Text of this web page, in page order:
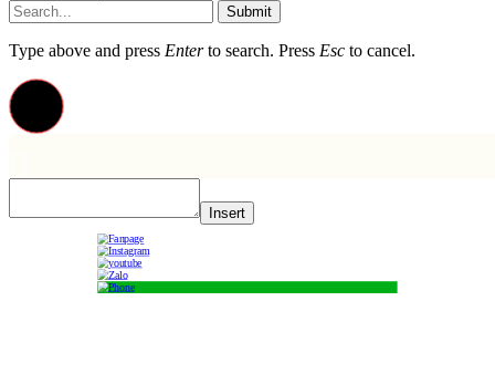
Submit
Type above and press Enterto search. Press Esc to cancel.
Insert